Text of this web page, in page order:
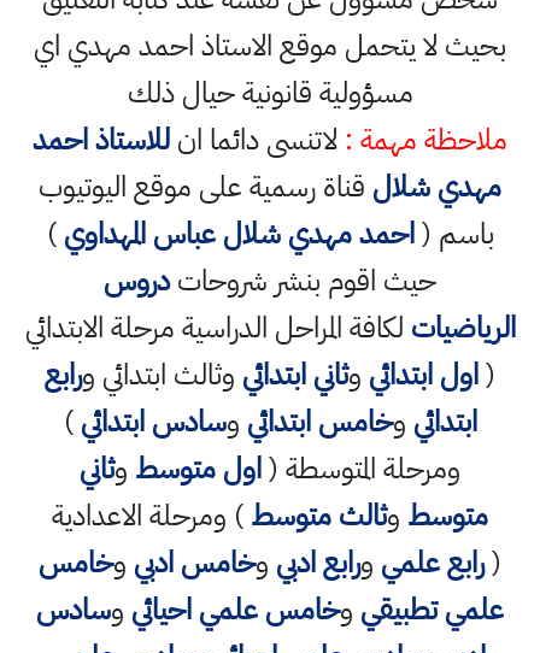
بحيث لا يتحمل موقع الاستاذ احمد مهدي اي
مسؤولية قانونية حيال ذلك
ملاحظة مهمة : لاتنسى دائما انللاستاذ احمد
مهدي شلال قناة رسمية على موقع اليوتيوب
باسم (احمد مهدي شلال عباس المهداوي)
حيث اقوم بنشر شروحاتدروس
الرياضيات لكافة المراحل الدراسية مرحلة الابتدائي
(اول ابتدائي وثاني ابتدائي وثالث ابتدائي ورابع
ابتدائي وخامس ابتدائي وسادس ابتدائي)
ومرحلة المتوسطة (اول متوسط وثاني
متوسط وثالث متوسط) ومرحلة الاعدادية
(رابع علمي ورابع ادبي وخامس ادبي وخامس
علمي تطبيقي وخامس علمي احيائي وسادس